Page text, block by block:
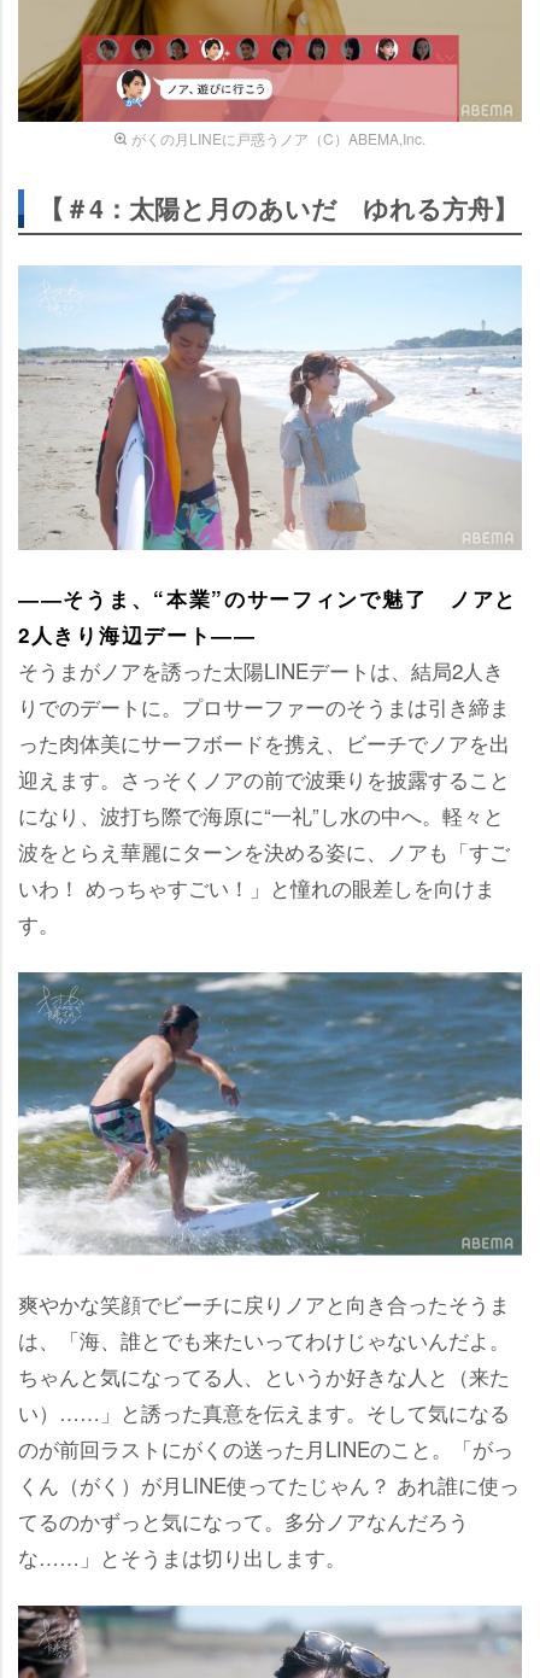
がくの月LINEに戸惑うノア（C）ABEMA,Inc.
【＃4：太陽と月のあいだ ゆれる方舟】
――そうま、“本業”のサーフィンで魅了 ノアと
2人きり海辺デート――
そうまがノアを誘った太陽LINEデートは、結局2人き
りでのデートに。プロサーファーのそうまは引き締ま
った肉体美にサーフボードを携え、ビーチでノアを出
迎えます。さっそくノアの前で波乗りを披露すること
になり、波打ち際で海原に“一礼”し水の中へ。軽々と
波をとらえ華麗にターンを決める姿に、ノアも「すご
いわ！ めっちゃすごい！」と憧れの眼差しを向けま
す。
爽やかな笑顔でビーチに戻りノアと向き合ったそうま
は、「海、誰とでも来たいってわけじゃないんだよ。
ちゃんと気になってる人、というか好きな人と（来た
い）……」と誘った真意を伝えます。そして気になる
のが前回ラストにがくの送った月LINEのこと。「がっ
くん（がく）が月LINE使ってたじゃん？ あれ誰に使っ
てるのかずっと気になって。多分ノアなんだろう
な……」とそうまは切り出します。